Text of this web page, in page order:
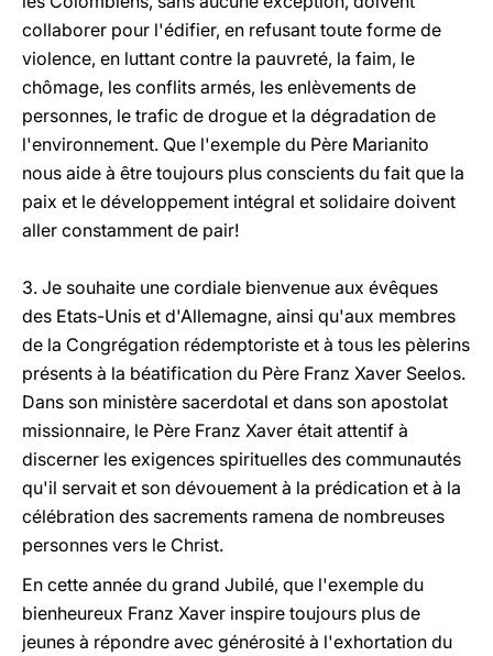
collaborer pour l'édifier, en refusant toute forme de
violence, en luttant contre la pauvreté, la faim, le
chômage, les conflits armés, les enlèvements de
personnes, le trafic de drogue et la dégradation de
l'environnement. Que l'exemple du Père Marianito
nous aide à être toujours plus conscients du fait que la
paix et le développement intégral et solidaire doivent
aller constamment de pair!
3. Je souhaite une cordiale bienvenue aux évêques
des Etats-Unis et d'Allemagne, ainsi qu'aux membres
de la Congrégation rédemptoriste et à tous les pèlerins
présents à la béatification du Père Franz Xaver Seelos.
Dans son ministère sacerdotal et dans son apostolat
missionnaire, le Père Franz Xaver était attentif à
discerner les exigences spirituelles des communautés
qu'il servait et son dévouement à la prédication et à la
célébration des sacrements ramena de nombreuses
personnes vers le Christ.
En cette année du grand Jubilé, que l'exemple du
bienheureux Franz Xaver inspire toujours plus de
jeunes à répondre avec générosité à l'exhortation du